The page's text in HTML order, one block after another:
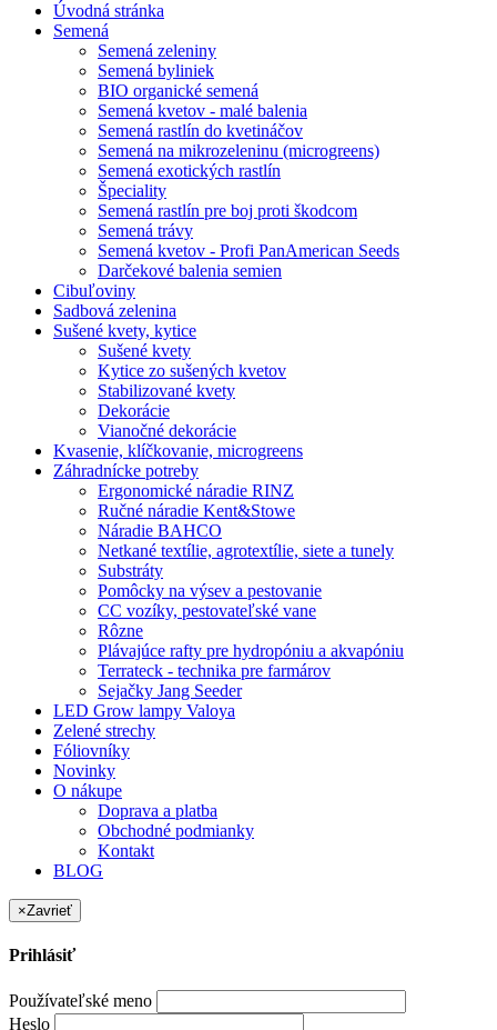
Úvodná stránka
Semená
Semená zeleniny
Semená byliniek
BIO organické semená
Semená kvetov - malé balenia
Semená rastlín do kvetináčov
Semená na mikrozeleninu (microgreens)
Semená exotických rastlín
Špeciality
Semená rastlín pre boj proti škodcom
Semená trávy
Semená kvetov - Profi PanAmerican Seeds
Darčekové balenia semien
Cibuľoviny
Sadbová zelenina
Sušené kvety, kytice
Sušené kvety
Kytice zo sušených kvetov
Stabilizované kvety
Dekorácie
Vianočné dekorácie
Kvasenie, klíčkovanie, microgreens
Záhradnícke potreby
Ergonomické náradie RINZ
Ručné náradie Kent&Stowe
Náradie BAHCO
Netkané textílie, agrotextílie, siete a tunely
Substráty
Pomôcky na výsev a pestovanie
CC vozíky, pestovateľské vane
Rôzne
Plávajúce rafty pre hydropóniu a akvapóniu
Terrateck - technika pre farmárov
Sejačky Jang Seeder
LED Grow lampy Valoya
Zelené strechy
Fóliovníky
Novinky
O nákupe
Doprava a platba
Obchodné podmianky
Kontakt
BLOG
×Zavrieť
Prihlásiť
Používateľské meno
Heslo